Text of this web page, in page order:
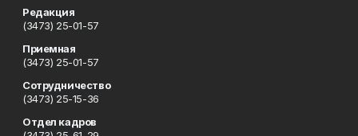
Редакция
(3473) 25-01-57
Приемная
(3473) 25-01-57
Сотрудничество
(3473) 25-15-36
Отдел кадров